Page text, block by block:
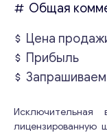
Общая
Цена
Прибыль
Исключительная
лицензированную